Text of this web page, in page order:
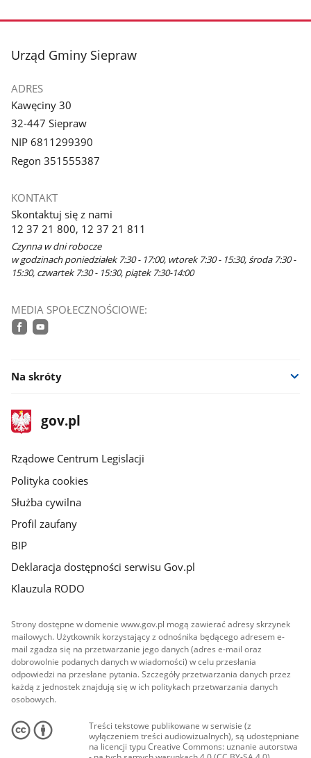
stopka
Urząd Gminy Siepraw
ADRES
Kawęciny 30
32-447 Siepraw
NIP 6811299390
Regon 351555387
KONTAKT
Skontaktuj się z nami
12 37 21 800, 12 37 21 811
Czynna w dni robocze
w godzinach poniedziałek 7:30 - 17:00, wtorek 7:30 - 15:30, środa 7:30 -
15:30, czwartek 7:30 - 15:30, piątek 7:30-14:00
MEDIA SPOŁECZNOŚCIOWE:
Na skróty
stopka
gov.plStrona
gov.pl
Rządowe Centrum Legislacji
Polityka cookies
Służba cywilna
Profil zaufany
BIP
Deklaracja dostępności serwisu Gov.pl
Klauzula RODO
Strony dostępne w domenie www.gov.pl mogą zawierać adresy skrzynek
mailowych. Użytkownik korzystający z odnośnika będącego adresem e-
mail zgadza się na przetwarzanie jego danych (adres e-mail oraz
dobrowolnie podanych danych w wiadomości) w celu przesłania
odpowiedzi na przesłane pytania. Szczegóły przetwarzania danych przez
każdą z jednostek znajdują się w ich politykach przetwarzania danych
osobowych.
Treści tekstowe publikowane w serwisie (z
wyłączeniem treści audiowizualnych), są udostępniane
na licencji typu Creative Commons: uznanie autorstwa